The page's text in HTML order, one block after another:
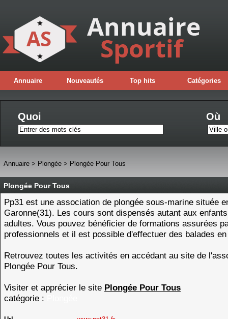
Annuaire Nouveautés Top hits Catégories
Quoi Où
Annuaire > Plongée > Plongée Pour Tous
Plongée Pour Tous
Pp31 est une association de plongée sous-marine située
Garonne(31). Les cours sont dispensés autant aux
adultes. Vous pouvez bénéficier de formations assurées
professionnels et il est possible d'effectuer des balades
Retrouvez toutes les activités en accédant au site de
Plongée Pour Tous.
Visiter et apprécier le site Plongée Pour Tous
catégorie :